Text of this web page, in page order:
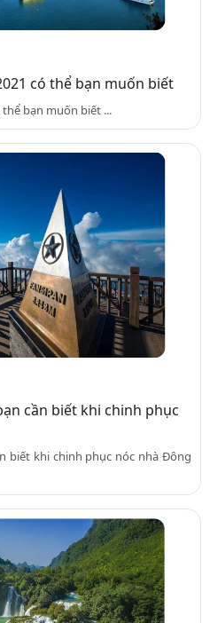
có thể bạn muốn biết
bạn muốn biết ...
cần biết khi chinh phục
biết khi chinh phục nóc nhà Đông